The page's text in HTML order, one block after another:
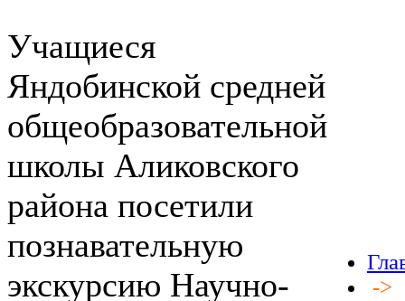
Учащиеся
Яндобинской средней
общеобразовательной
школы Аликовского
района посетили
познавательную
экскурсию Научно-
->